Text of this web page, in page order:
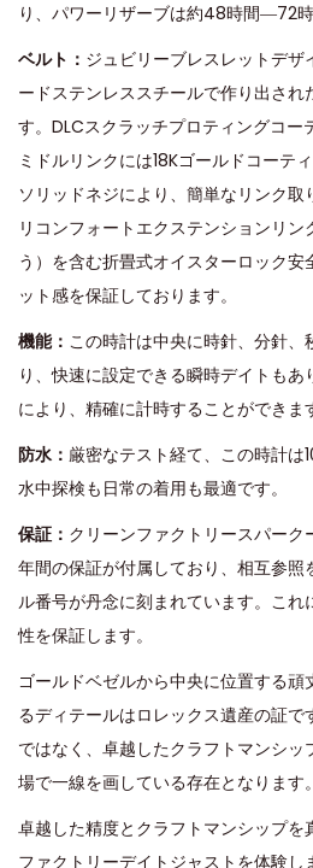
り、パワーリザーブは約48時間―72時
ベルト： ジュビリーブレスレットデ
ードステンレススチールで作り出さ
す。DLCスクラッチプロティングコー
ミドルリンクには18Kゴールドコーテ
ソリッドネジにより、簡単なリンク取
リコンフォートエクステンションリ
う）を含む折畳式オイスターロック安
ット感を保証しております。
機能： この時計は中央に時針、分針、
り、快速に設定できる瞬時デイトも
により、精確に計時することができま
防水： 厳密なテスト経て、この時計は
水中探検も日常の着用も最適です。
保証： クリーンファクトリースパー
年間の保証が付属しており、相互参照
ル番号が丹念に刻まれています。こ
性を保証します。
ゴールドベゼルから中央に位置する
るディテールはロレックス遺産の証
ではなく、卓越したクラフトマンシ
場で一線を画している存在となります。
卓越した精度とクラフトマンシップを
ファクトリーデイトジャストを体験し